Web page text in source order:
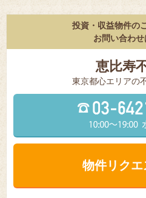
投資・収益物件の
お問い合わ
恵比寿
東京都⼼エリアの
物件リクエ